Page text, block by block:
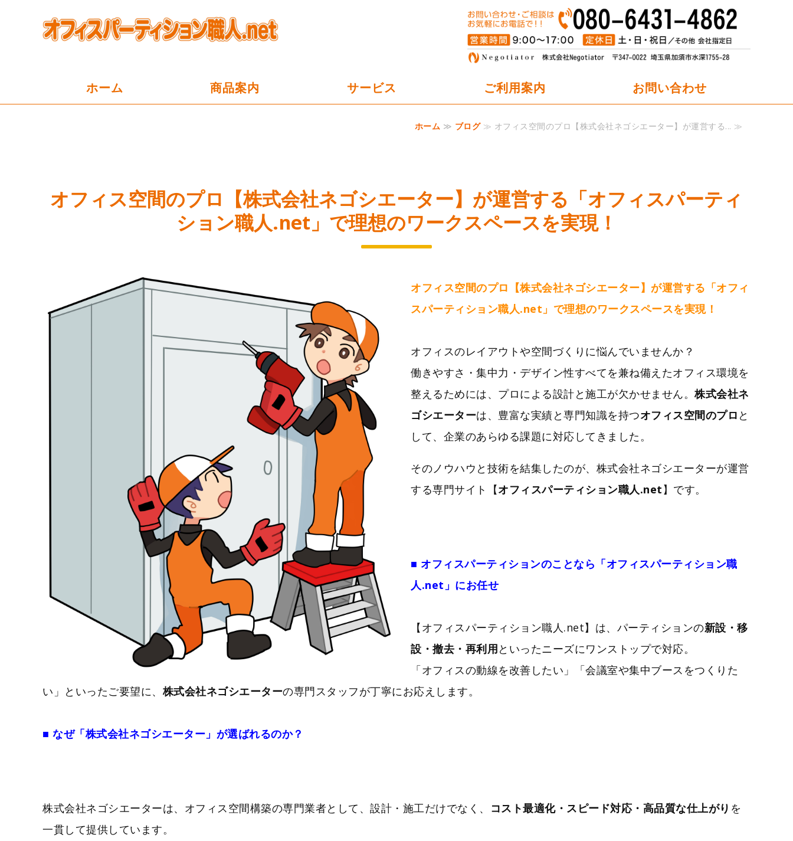
オフィスパーテーション工事のオフィスパーティション職人.net
ホーム 商品案内 サービス ご利用案内 お問い合わせ
ホーム ≫ ブログ≫ オフィス空間のプロ【株式会社ネゴシエーター】が運営する... ≫
オフィス空間のプロ【株式会社ネゴシエーター】が運営する「オフィスパーティ
ション職人.net」で理想のワークスペースを実現！
オフィス空間のプロ【株式会社ネゴシエーター】が運営する「オフィ
スパーティション職人.net」で理想のワークスペースを実現！
オフィスのレイアウトや空間づくりに悩んでいませんか？
働きやすさ・集中力・デザイン性すべてを兼ね備えたオフィス環境を
整えるためには、プロによる設計と施工が欠かせません。株式会社ネ
ゴシエーターは、豊富な実績と専門知識を持つオフィス空間のプロ と
して、企業のあらゆる課題に対応してきました。
そのノウハウと技術を結集したのが、株式会社ネゴシエーターが運営
する専門サイト【オフィスパーティション職人.net】です。
■ オフィスパーティションのことなら「オフィスパーティション職
人.net」にお任せ
【オフィスパーティション職人.net】は、パーティションの新設・移
設・撤去・再利用といったニーズにワンストップで対応。
「オフィスの動線を改善したい」「会議室や集中ブースをつくりた
い」といったご要望に、株式会社ネゴシエーターの専門スタッフが丁寧にお応えします。
■ なぜ「株式会社ネゴシエーター」が選ばれるのか？
株式会社ネゴシエーターは、オフィス空間構築の専門業者として、設計・施工だけでなく、 コスト最適化・スピード対応・高品質な仕上がり を
一貫して提供しています。